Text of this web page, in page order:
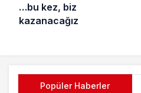
…bu kez, biz
kazanacağız
Popüler Haberler